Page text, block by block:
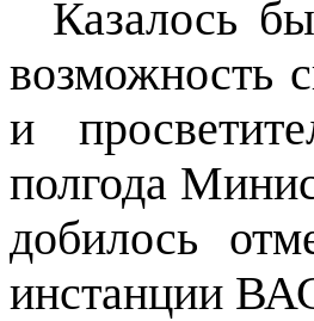
Казалось
возможность
и
полгода
добилось
инстанции